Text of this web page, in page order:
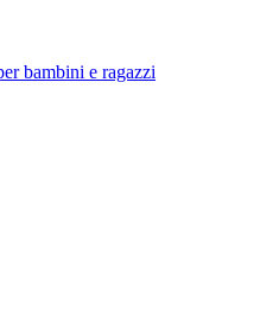
bambini e ragazzi